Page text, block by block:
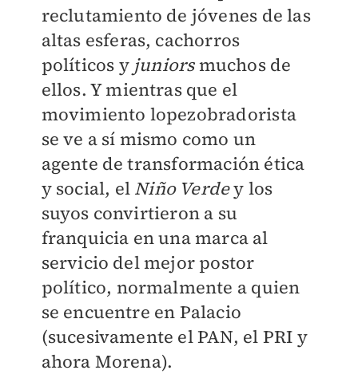
reclutamiento de jóvenes de las
altas esferas, cachorros
políticos y juniorsmuchos de
ellos. Y mientras que el
movimiento lopezobradorista
se ve a sí mismo como un
agente de transformación ética
y social, el Niño Verdey los
suyos convirtieron a su
franquicia en una marca al
servicio del mejor postor
político, normalmente a quien
se encuentre en Palacio
(sucesivamente el PAN, el PRI y
ahora Morena).